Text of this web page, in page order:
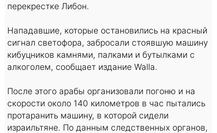
перекрестке Либон.
Нападавшие, которые остановились на красный
сигнал светофора, забросали стоявшую машину
кибуцников камнями, палками и бутылками с
алкоголем, сообщает издание Walla.
После этого арабы организовали погоню и на
скорости около 140 километров в час пытались
протаранить машину, в которой сидели
израильтяне. По данным следственных органов,